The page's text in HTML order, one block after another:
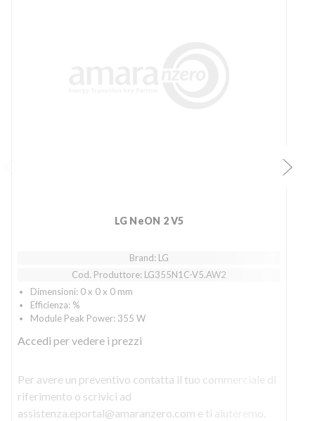
LG NeON 2 V5
Brand: LG
Cod. Produttore: LG355N1C-V5.AW2
Dimensioni: 0 x 0 x 0 mm
Efficienza: %
Module Peak Power: 355 W
Accedi per vedere i prezzi
Per avere un preventivo contatta il tuo commerciale di
riferimento o scrivici ad
assistenza.eportal@amaranzero.com e ti aiuteremo.